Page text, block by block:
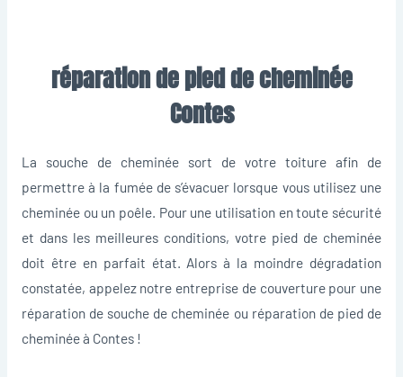
réparation de pied de cheminée
Contes
La souche de cheminée sort de votre toiture afin de
permettre à la fumée de s’évacuer lorsque vous utilisez une
cheminée ou un poêle. Pour une utilisation en toute sécurité
et dans les meilleures conditions, votre pied de cheminée
doit être en parfait état. Alors à la moindre dégradation
constatée, appelez notre entreprise de couverture pour une
réparation de souche de cheminée ou réparation de pied de
cheminée à Contes !